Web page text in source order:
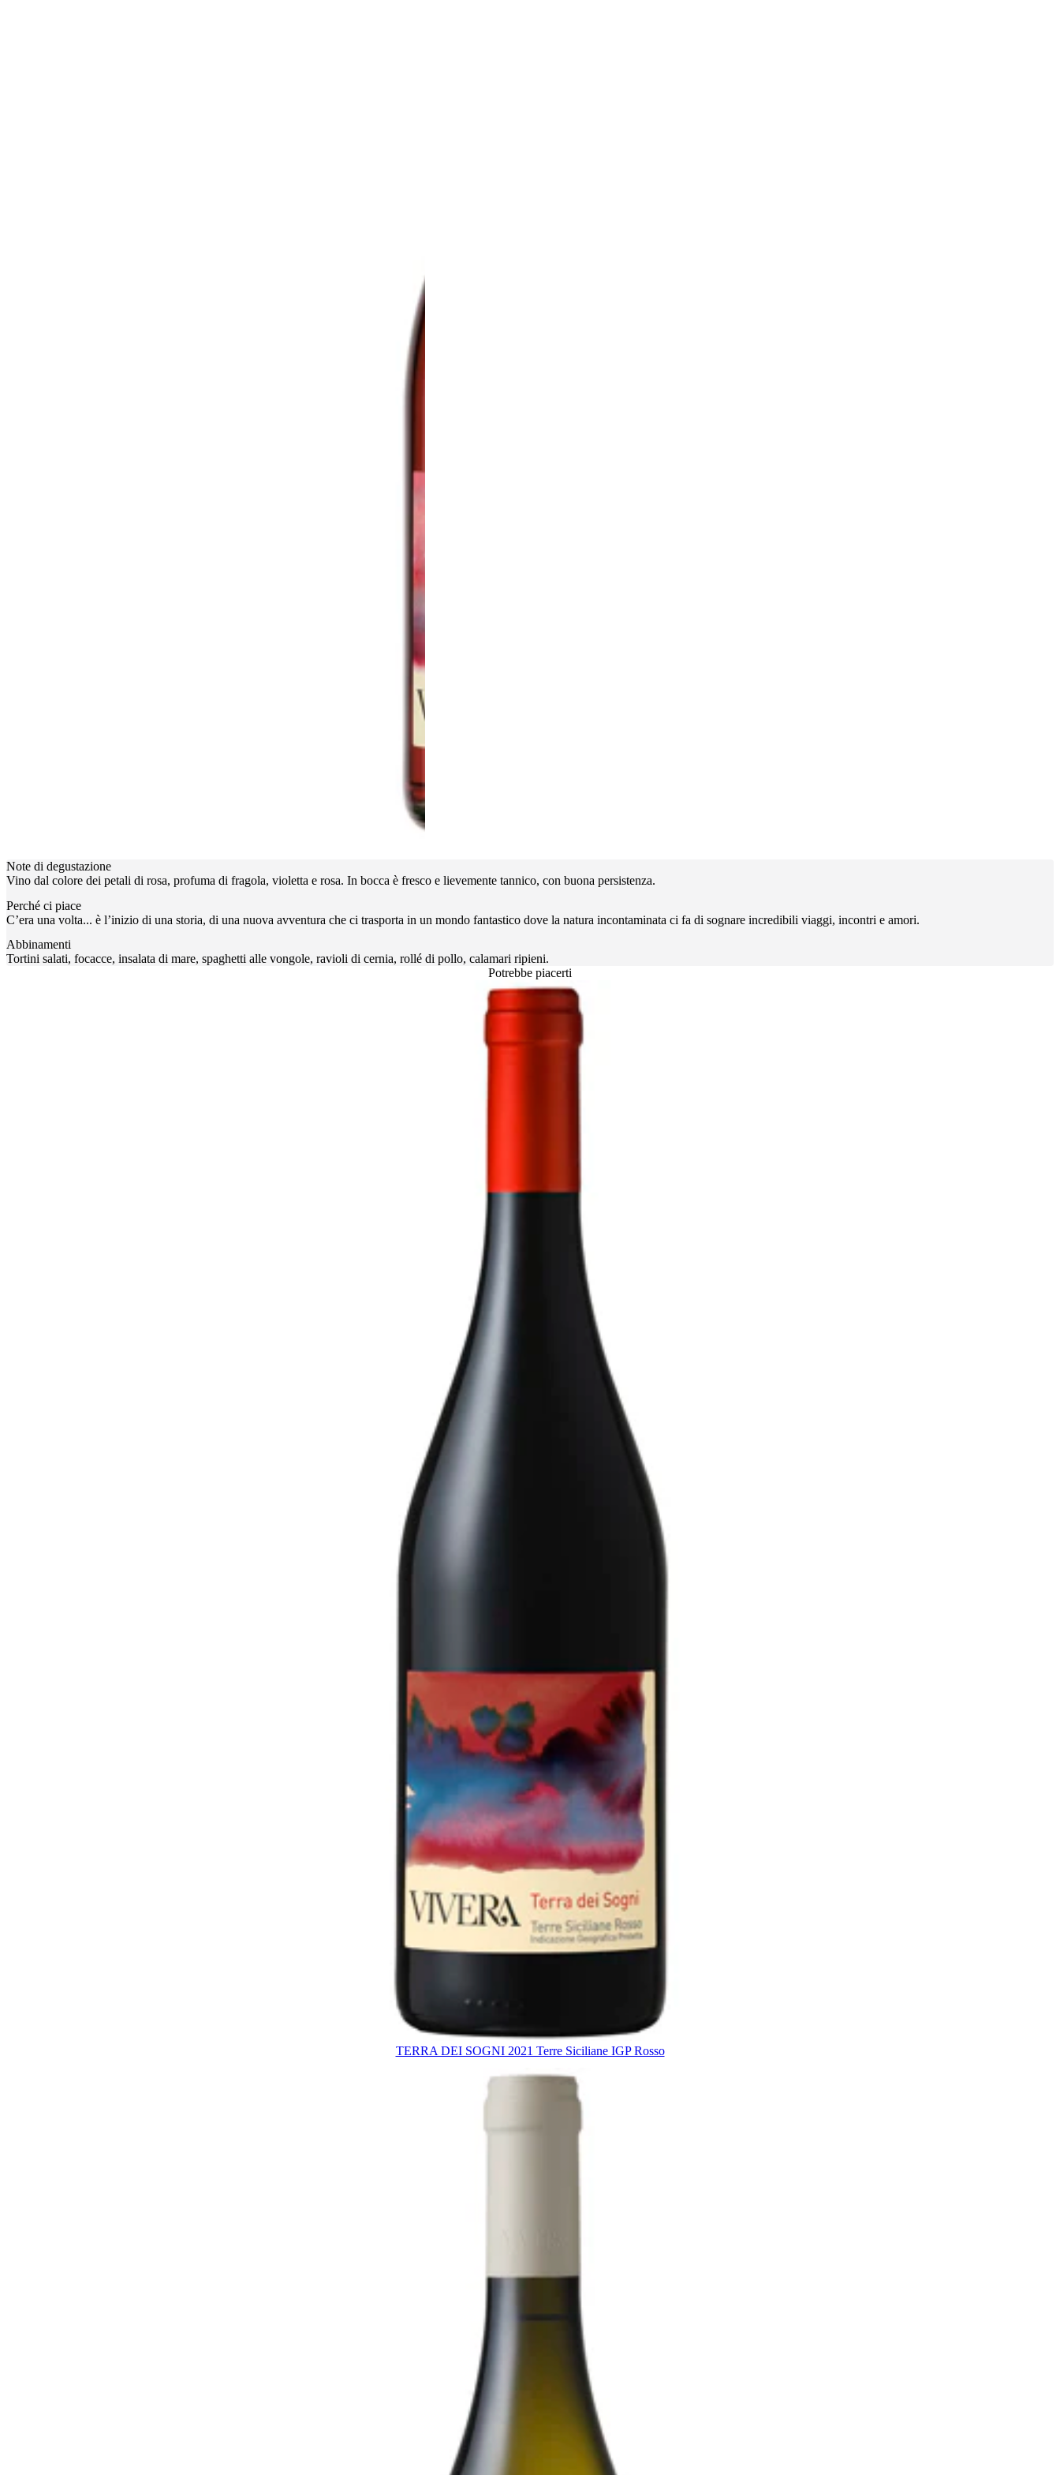
Note di degustazione
Vino dal colore dei petali di rosa, profuma di fragola, violetta e rosa. In bocca è fresco e lievemente tannico, con buona persistenza.
Perché ci piace
C’era una volta... è l’inizio di una storia, di una nuova avventura che ci trasporta in un mondo fantastico dove la natura incontaminata ci fa di sognare incredibili viaggi, incontri e amori.
Abbinamenti
Tortini salati, focacce, insalata di mare, spaghetti alle vongole, ravioli di cernia, rollé di pollo, calamari ripieni.
Potrebbe piacerti
TERRA DEI SOGNI 2021 Terre Siciliane IGP Rosso